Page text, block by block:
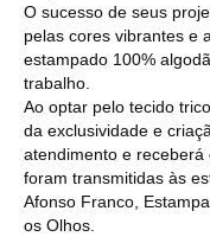
O sucesso de seus
pelas cores vibrantes e
estampado 100%
trabalho.
Ao optar pelo tecido
da exclusividade e
atendimento e
foram transmitidas às
Afonso Franco,
os Olhos.